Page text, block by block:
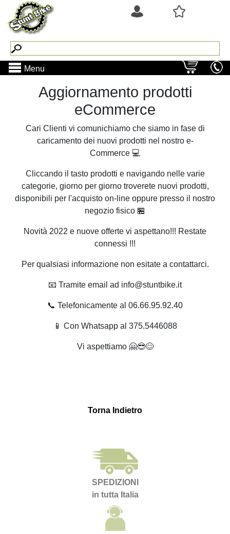
Menu
Aggiornamento prodotti
eCommerce
Cari Clienti vi comunichiamo che siamo in fase di
caricamento dei nuovi prodotti nel nostro e-
Commerce 💻
Cliccando il tasto prodotti e navigando nelle varie
categorie, giorno per giorno troverete nuovi prodotti,
disponibili per l'acquisto on-line oppure presso il nostro
negozio fisico 🏪
Novità 2022 e nuove offerte vi aspettano!!! Restate
connessi !!!
Per qualsiasi informazione non esitate a contattarci.
📧 Tramite email ad info@stuntbike.it
📞 Telefonicamente al 06.66.95.92.40
📱 Con Whatsapp al 375.5446088
Vi aspettiamo 🤗😎😊
Torna Indietro
SPEDIZIONI
in tutta Italia